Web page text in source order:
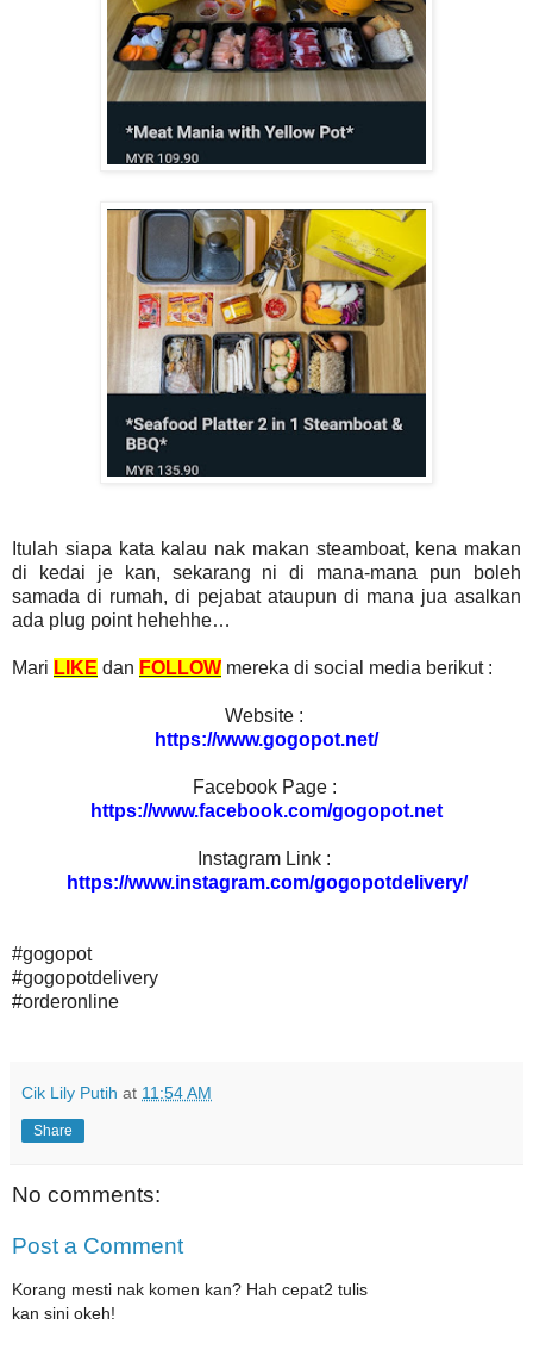
Itulah siapa kata kalau nak makan steamboat, kena makan
di kedai je kan, sekarang ni di mana-mana pun boleh
samada di rumah, di pejabat ataupun di mana jua asalkan
ada plug point hehehhe…
Mari LIKE dan FOLLOW mereka di social media berikut :
Website :
https://www.gogopot.net/
Facebook Page :
https://www.facebook.com/gogopot.net
Instagram Link :
https://www.instagram.com/gogopotdelivery/
#gogopot
#gogopotdelivery
#orderonline
Cik Lily Putih at 11:54 AM
Share
No comments:
Post a Comment
Korang mesti nak komen kan? Hah cepat2 tulis
kan sini okeh!